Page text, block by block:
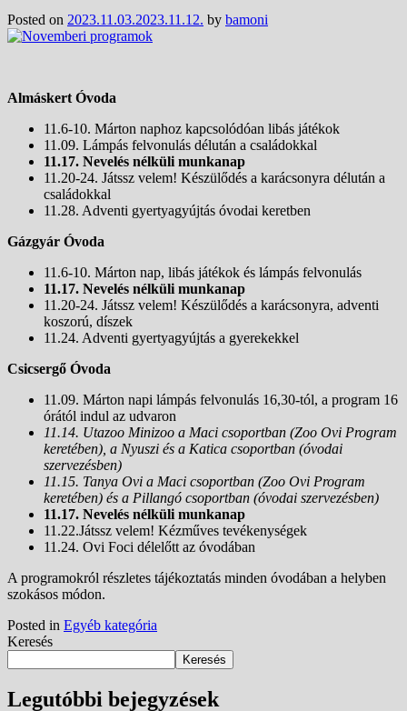
Posted on 2023.11.03.2023.11.12. by bamoni
Almáskert Óvoda
11.6-10. Márton naphoz kapcsolódóan libás játékok
11.09. Lámpás felvonulás délután a családokkal
11.17. Nevelés nélküli munkanap
11.20-24. Játssz velem! Készülődés a karácsonyra délután a
családokkal
11.28. Adventi gyertyagyújtás óvodai keretben
Gázgyár Óvoda
11.6-10. Márton nap, libás játékok és lámpás felvonulás
11.17. Nevelés nélküli munkanap
11.20-24. Játssz velem! Készülődés a karácsonyra, adventi
koszorú, díszek
11.24. Adventi gyertyagyújtás a gyerekekkel
Csicsergő Óvoda
11.09. Márton napi lámpás felvonulás 16,30-tól, a program 16
órától indul az udvaron
11.14. Utazoo Minizoo a Maci csoportban (Zoo Ovi Program
keretében), a Nyuszi és a Katica csoportban (óvodai
szervezésben)
11.15. Tanya Ovi a Maci csoportban (Zoo Ovi Program
keretében) és a Pillangó csoportban (óvodai szervezésben)
11.17. Nevelés nélküli munkanap
11.22.Játssz velem! Kézműves tevékenységek
11.24. Ovi Foci délelőtt az óvodában
A programokról részletes tájékoztatás minden óvodában a helyben
szokásos módon.
Posted in Egyéb kategória
Keresés
Keresés
Legutóbbi bejegyzések